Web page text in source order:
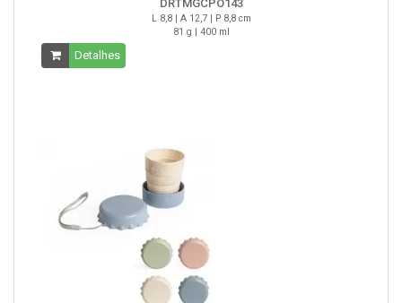
DRTMGCPO143
L 8,8 | A 12,7 | P 8,8 cm
81 g | 400 ml
Detalhes